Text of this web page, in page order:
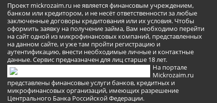
Проект mickrozaim.ru не является финансовым учреждением,
банком или кредитором, и не несёт ответственности за любые
заключенные договоры кредитования или их условия. Чтобы
оформить заявку на получение займа, Вам необходимо перейти
на сайт одной из микрофинансовых компаний, представленных
на данном сайте, и уже там пройти регистрацию и
аутентификацию, внести необходимые личные и контактные
данные. Сервис предназначен для лиц старше 18 лет.
На портале
Mickrozaim.ru
представлены финансовые услуги банков, кредитных и
микрофинансовых организаций, имеющих разрешение
Центрального Банка Российской Федерации.